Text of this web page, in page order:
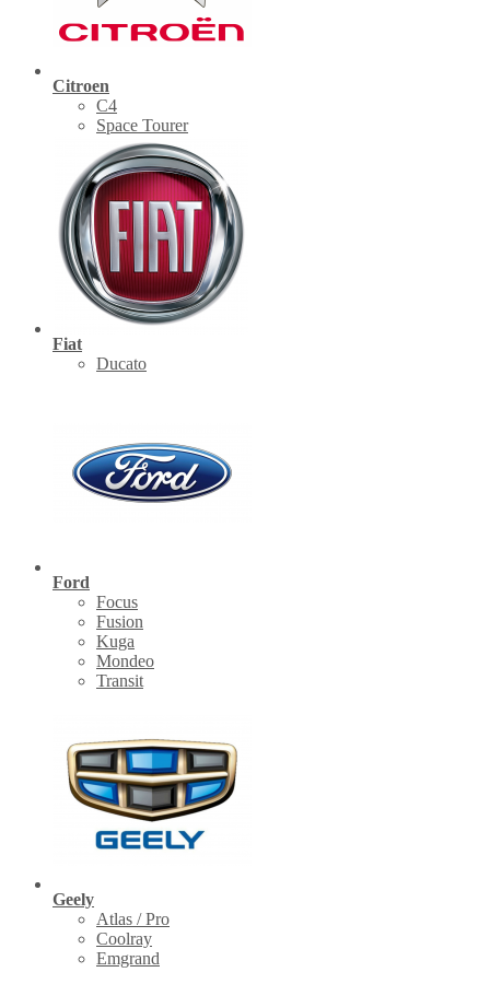
Citroen
C4
Space Tourer
Fiat
Ducato
Ford
Focus
Fusion
Kuga
Mondeo
Transit
Geely
Atlas / Pro
Coolray
Emgrand